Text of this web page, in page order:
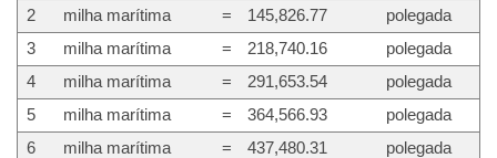
2
milha marítima = 145,826.77
polegada
3
milha marítima = 218,740.16
polegada
4
milha marítima = 291,653.54
polegada
5
milha marítima = 364,566.93
polegada
6
milha marítima = 437,480.31
polegada